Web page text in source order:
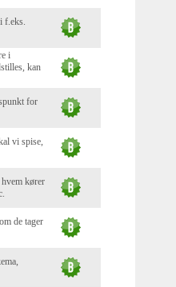
f.eks.
i
kan
for
vi spise,
kører
de tager